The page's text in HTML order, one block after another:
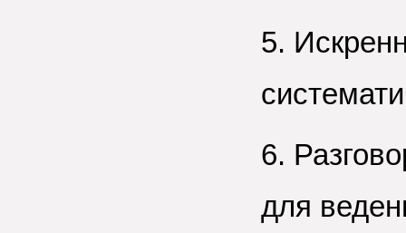
5.
6.
для